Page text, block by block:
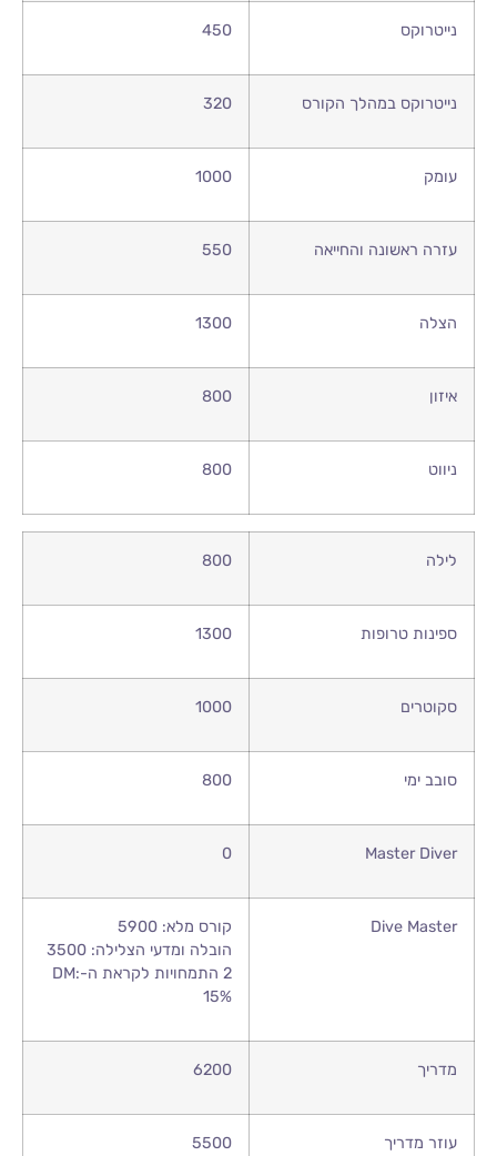
נייטרוקס 450
נייטרוקס במהלך הקורס 320
עומק 1000
עזרה ראשונה והחייאה 550
הצלה 1300
איזון 800
ניווט 800
לילה 800
ספינות טרופות 1300
סקוטרים 1000
סובב ימי 800
Master Diver
Dive Master
קורס מלא: 5900
הובלה ומדעי הצלילה: 3500
2 התמחויות לקראת ה-DM:
15%
מדריך 6200
עוזר מדריך 5500